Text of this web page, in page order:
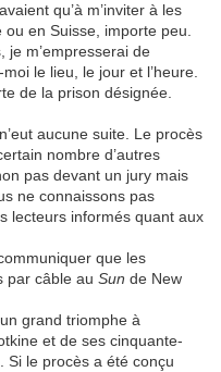
qu’à m’inviter à les
en Suisse, importe peu.
je m’empresserai de
le lieu, le jour et l’heure.
de la prison désignée.
aucune suite. Le procès
nombre d’autres
pas devant un jury mais
ne connaissons pas
lecteurs informés quant aux
que les
par câble au Sun de New
grand triomphe à
et de ses cinquante-
Si le procès a été conçu